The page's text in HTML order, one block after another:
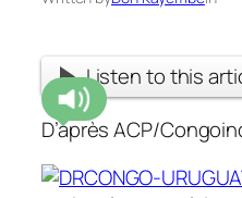
Listen to this
D’après ACP/